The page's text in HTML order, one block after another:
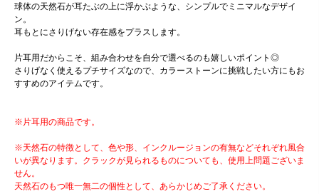
球体の天然石が耳たぶの上に浮かぶような、シンプルでミニマルなデザイ
ン。
耳もとにさりげない存在感をプラスします。
片耳用だからこそ、組み合わせを自分で選べるのも嬉しいポイント◎
さりげなく使えるプチサイズなので、カラーストーンに挑戦したい方にもお
すすめのアイテムです。
※片耳用の商品です。
※天然石の特徴として、色や形、インクルージョンの有無などそれぞれ風合
いが異なります。クラックが見られるものについても、使用上問題ございま
せん。
天然石のもつ唯一無二の個性として、あらかじめご了承ください。